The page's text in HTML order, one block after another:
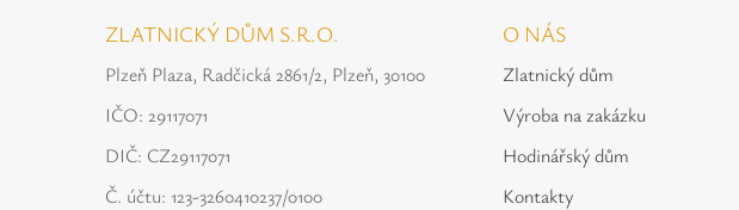
ZLATNICKÝ DŮM S.R.O.
Plzeň Plaza, Radčická 2861/2, Plzeň, 30100
IČO: 29117071
DIČ: CZ29117071
Č. účtu: 123-3260410237/0100
O NÁS
Zlatnický dům
Výroba na zakázku
Hodinářský dům
Kontakty